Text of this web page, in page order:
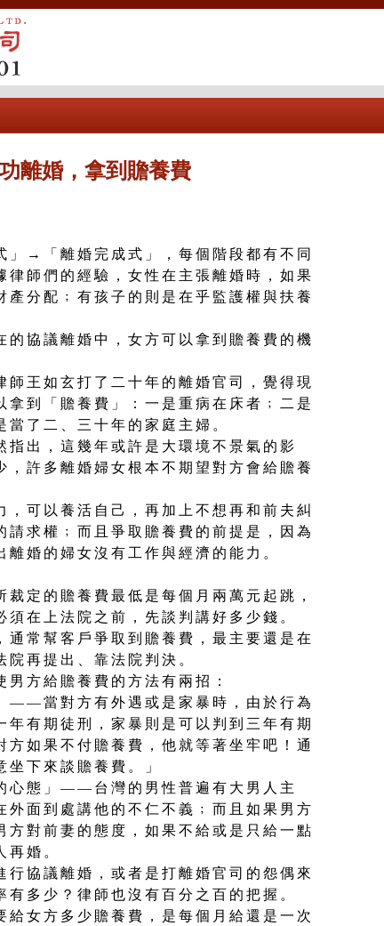
離婚，拿到贍養費
」→「離婚完成式」，每個階段都有不同
律師們的經驗，女性在主張離婚時，如果
產分配﹔有孩子的則是在乎監護權與扶養
的協議離婚中，女方可以拿到贍養費的機
師王如玄打了二十年的離婚官司，覺得現
拿到「贍養費」：一是重病在床者﹔二是
了二、三十年的家庭主婦。
指出，這幾年或許是大環境不景氣的影
，許多離婚婦女根本不期望對方會給贍養
，可以養活自己，再加上不想再和前夫糾
請求權﹔而且爭取贍養費的前提是，因為
婚的婦女沒有工作與經濟的能力。
裁定的贍養費最低是每個月兩萬元起跳，
在上法院之前，先談判講好多少錢。
通常幫客戶爭取到贍養費，最主要還是在
再提出、靠法院判決。
方給贍養費的方法有兩招：
——當對方有外遇或是家暴時，由於行為
年有期徒刑，家暴則是可以判到三年有期
方如果不付贍養費，他就等著坐牢吧！通
下來談贍養費。」
心態」——台灣的男性普遍有大男人主
外面到處講他的不仁不義﹔而且如果男方
方對前妻的態度，如果不給或是只給一點
再婚。
行協議離婚，或者是打離婚官司的怨偶來
多少？律師也沒有百分之百的把握。
給女方多少贍養費，是每個月給還是一次